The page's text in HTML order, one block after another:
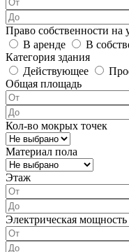
Право собственности на
В аренде
В
Категория здания
Действующее
Общая площадь
Кол-во мокрых точек
Материал пола
Этаж
Электрическая мощность